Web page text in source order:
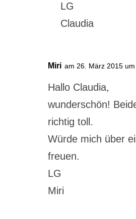
LG
Claudia
Miri am 26. März 2015
Hallo Claudia,
wunderschön!
richtig toll.
Würde mich über
freuen.
LG
Miri